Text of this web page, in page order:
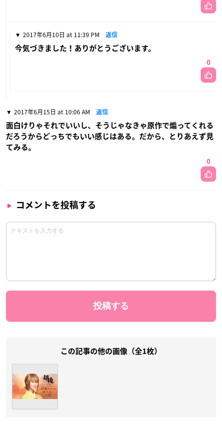
2017年6月10日 at 11:39 PM 返信
今気づきました！ありがとうございます。
0
2017年6月15日 at 10:06 AM 返信
面白けりゃそれでいいし、そうじゃなきゃ原作で煽ってくれる
だろうからどっちでもいい感じはある。だから、とりあえず見
てみる。
0
コメントを投稿する
この記事の他の画像（全1枚）